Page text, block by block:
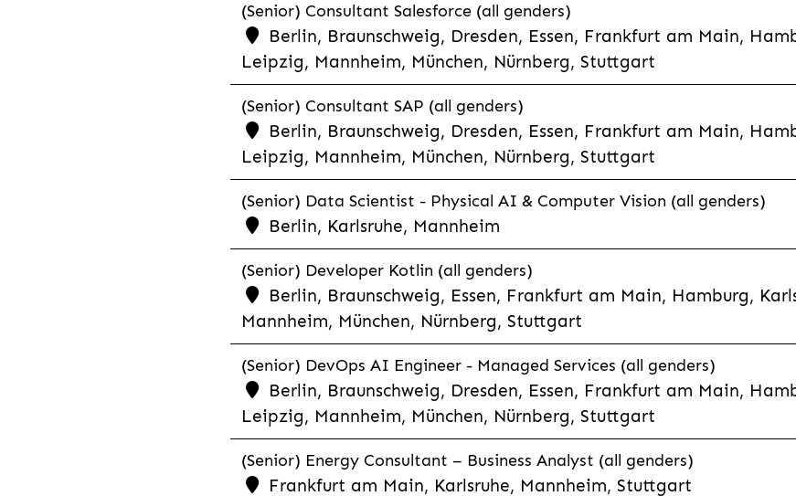
(Senior) Consultant Salesforce (all genders)
Berlin, Braunschweig, Dresden, Essen, Frankfurt am Main,
Leipzig, Mannheim, München, Nürnberg, Stuttgart
(Senior) Consultant SAP (all genders)
Berlin, Braunschweig, Dresden, Essen, Frankfurt am Main,
Leipzig, Mannheim, München, Nürnberg, Stuttgart
(Senior) Data Scientist - Physical AI & Computer Vision (all genders)
Berlin, Karlsruhe, Mannheim
(Senior) Developer Kotlin (all genders)
Berlin, Braunschweig, Essen, Frankfurt am Main, Hamburg,
Mannheim, München, Nürnberg, Stuttgart
(Senior) DevOps AI Engineer - Managed Services (all genders)
Berlin, Braunschweig, Dresden, Essen, Frankfurt am Main,
Leipzig, Mannheim, München, Nürnberg, Stuttgart
(Senior) Energy Consultant – Business Analyst (all genders)
Frankfurt am Main, Karlsruhe, Mannheim, Stuttgart